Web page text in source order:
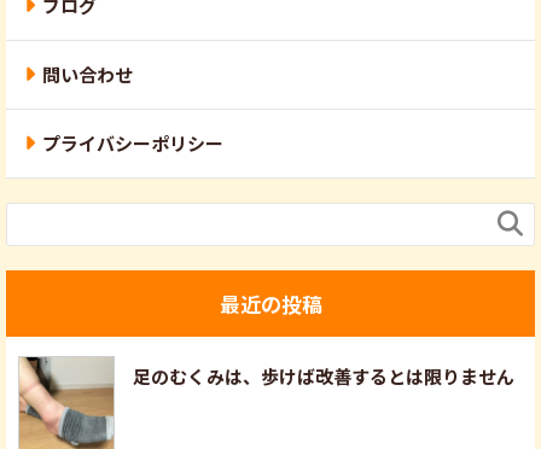
ブログ
問い合わせ
プライバシーポリシー

最近の投稿
足のむくみは、歩けば改善するとは限りません